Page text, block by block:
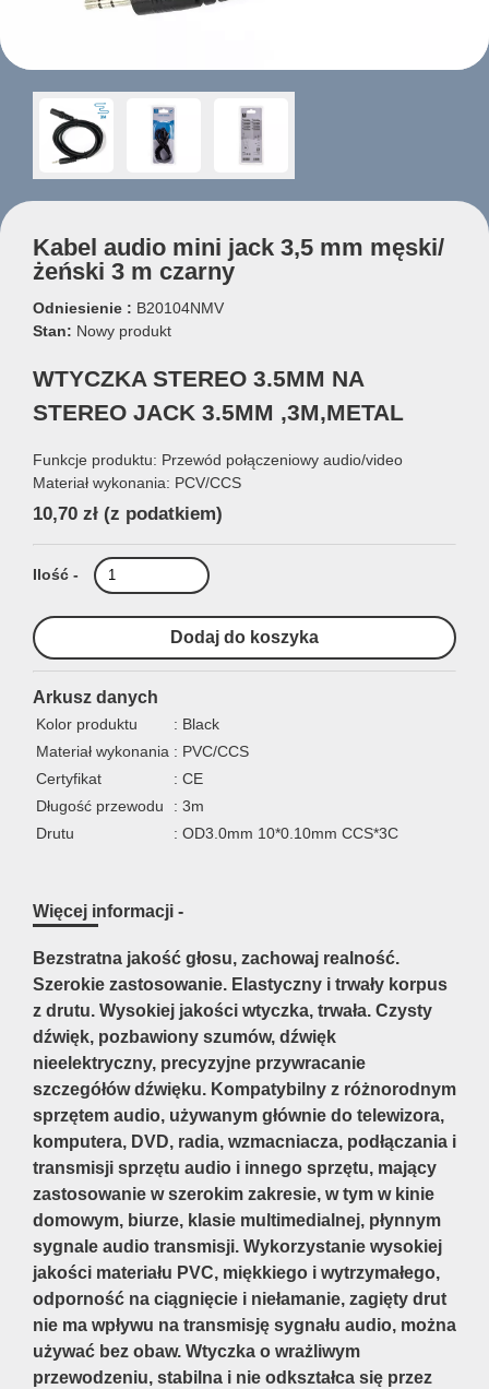
Kabel audio mini jack 3,5 mm męski/
żeński 3 m czarny
Odniesienie : B20104NMV
Stan: Nowy produkt
WTYCZKA STEREO 3.5MM NA
STEREO JACK 3.5MM ,3M,METAL
Funkcje produktu: Przewód połączeniowy audio/video
Materiał wykonania: PCV/CCS
10,70 zł (z podatkiem)
Ilość -
Arkusz danych
Kolor produktu
: Black
Materiał wykonania : PVC/CCS
Certyfikat
: CE
Długość przewodu
: 3m
Drutu
: OD3.0mm 10*0.10mm CCS*3C
Więcej informacji -
Bezstratna jakość głosu, zachowaj realność.
Szerokie zastosowanie. Elastyczny i trwały korpus
z drutu. Wysokiej jakości wtyczka, trwała. Czysty
dźwięk, pozbawiony szumów, dźwięk
nieelektryczny, precyzyjne przywracanie
szczegółów dźwięku. Kompatybilny z różnorodnym
sprzętem audio, używanym głównie do telewizora,
komputera, DVD, radia, wzmacniacza, podłączania i
transmisji sprzętu audio i innego sprzętu, mający
zastosowanie w szerokim zakresie, w tym w kinie
domowym, biurze, klasie multimedialnej, płynnym
sygnale audio transmisji. Wykorzystanie wysokiej
jakości materiału PVC, miękkiego i wytrzymałego,
odporność na ciągnięcie i niełamanie, zagięty drut
nie ma wpływu na transmisję sygnału audio, można
używać bez obaw. Wtyczka o wrażliwym
przewodzeniu, stabilna i nie odkształca się przez